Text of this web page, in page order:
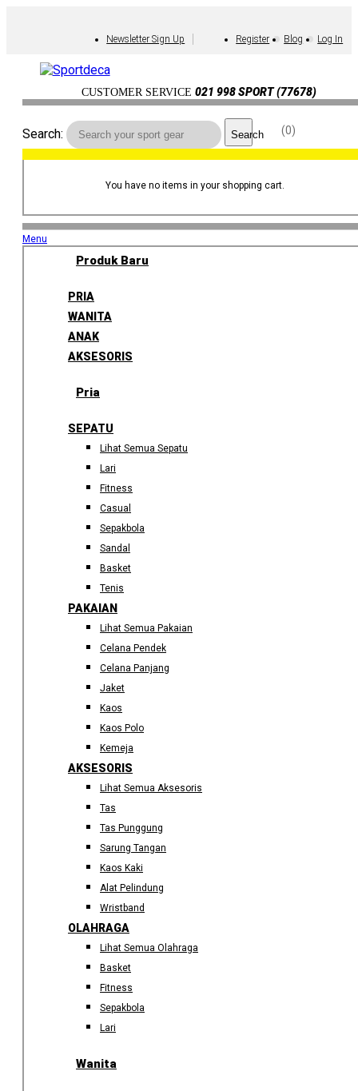
Newsletter Sign Up Register Blog Log In
CUSTOMER SERVICE 021 998 SPORT (77678)
0
Search: Search
You have no items in your shopping cart.
Menu
Produk Baru
PRIA
WANITA
ANAK
AKSESORIS
Pria
SEPATU
Lihat Semua Sepatu
Lari
Fitness
Casual
Sepakbola
Sandal
Basket
Tenis
PAKAIAN
Lihat Semua Pakaian
Celana Pendek
Celana Panjang
Jaket
Kaos
Kaos Polo
Kemeja
AKSESORIS
Lihat Semua Aksesoris
Tas
Tas Punggung
Sarung Tangan
Kaos Kaki
Alat Pelindung
Wristband
OLAHRAGA
Lihat Semua Olahraga
Basket
Fitness
Sepakbola
Lari
Wanita